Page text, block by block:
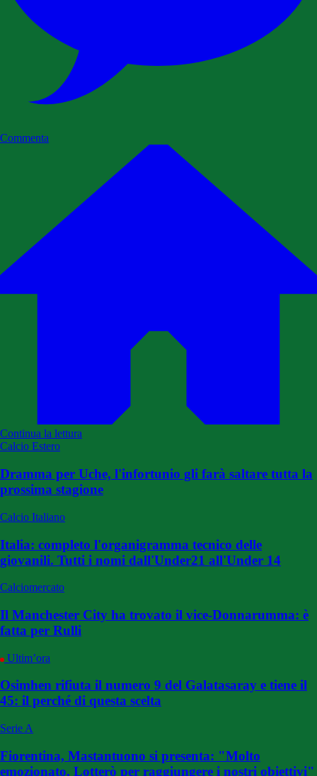
Commenta
Continua la lettura
Calcio Estero
Dramma per Uche, l'infortunio gli farà saltare tutta la
prossima stagione
Calcio Italiano
Italia: completo l'organigramma tecnico delle
giovanili. Tutti i nomi dall'Under21 all'Under 14
Calciomercato
Il Manchester City ha trovato il vice-Donnarumma: è
fatta per Rulli
Ultim’ora
Osimhen rifiuta il numero 9 del Galatasaray e tiene il
45: il perché di questa scelta
Serie A
Fiorentina, Mastantuono si presenta: "Molto
emozionato. Lotterò per raggiungere i nostri obiettivi"